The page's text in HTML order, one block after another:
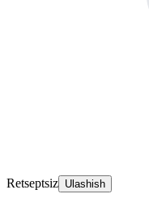
Retseptsiz Ulashish